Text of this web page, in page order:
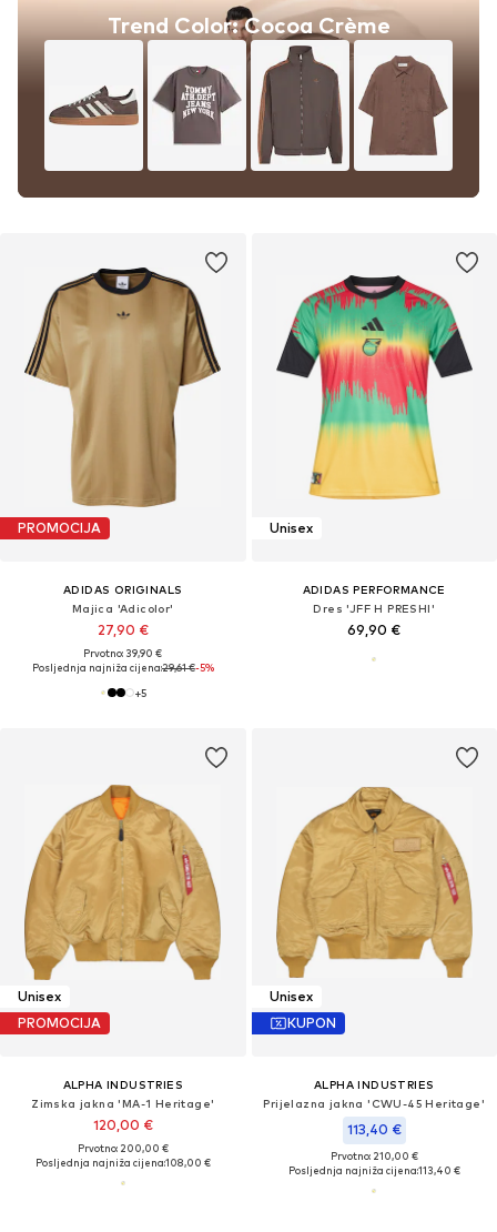
Trend Color: Cocoa Crème
PROMOCIJA
ADIDAS ORIGINALS
Majica 'Adicolor'
27,90 €
Prvotno: 39,90 €
Posljednja najniža cijena:29,61 €-5%
+5
Unisex
ADIDAS PERFORMANCE
Dres 'JFF H PRESHI'
69,90 €
Unisex
PROMOCIJA
ALPHA INDUSTRIES
Zimska jakna 'MA-1 Heritage'
120,00 €
Prvotno: 200,00 €
Posljednja najniža cijena:108,00 €
Unisex
KUPON
ALPHA INDUSTRIES
Prijelazna jakna 'CWU-45 Heritage'
113,40 €
Prvotno: 210,00 €
Posljednja najniža cijena:113,40 €